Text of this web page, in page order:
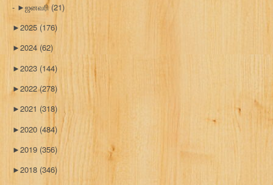
►ஜனவரி (21)
►2025(176)
►2024 (62)
►2023 (144)
►2022(278)
►2021 (318)
►2020 (484)
►2019 (356)
►2018 (346)